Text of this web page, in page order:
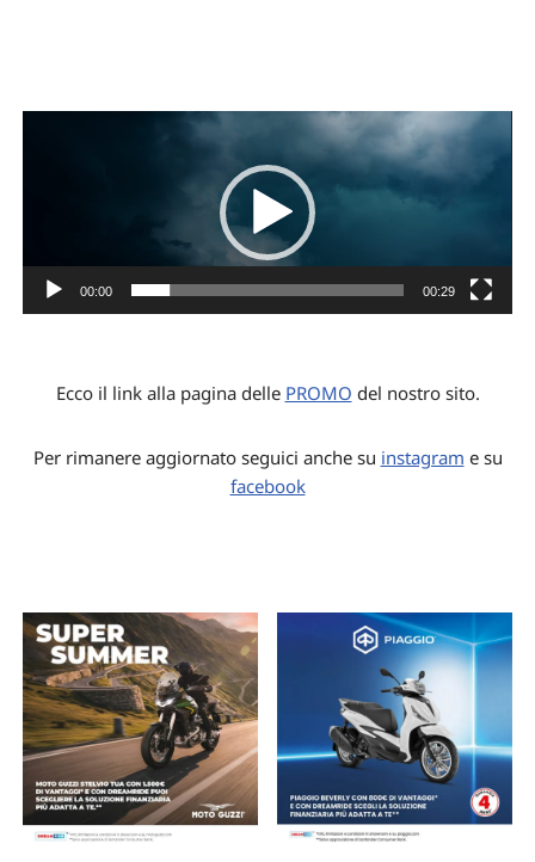
00:00 00:29
Ecco il link alla pagina delle PROMO del nostro sito.
Per rimanere aggiornato seguici anche su instagram e su
facebook